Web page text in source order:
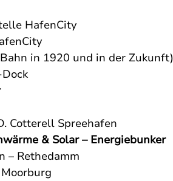
HafenCity
in 1920 und in der Zukunft)
Cotterell Spreehafen
& Solar – Energiebunker
– Rethedamm